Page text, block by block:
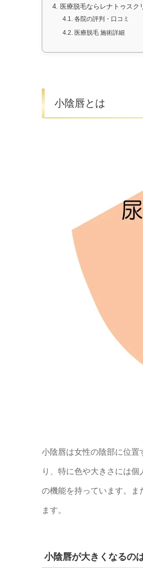
4. 医療脱毛ならレナトゥスク
4.1. 各院の評判・口コミ
4.2. 医療脱毛 施術詳細
小陰唇とは
小陰唇は女性の陰部に位置
り、特に色や大きさには
の機能を持っています。ま
ます。
小陰唇が大きくなるの